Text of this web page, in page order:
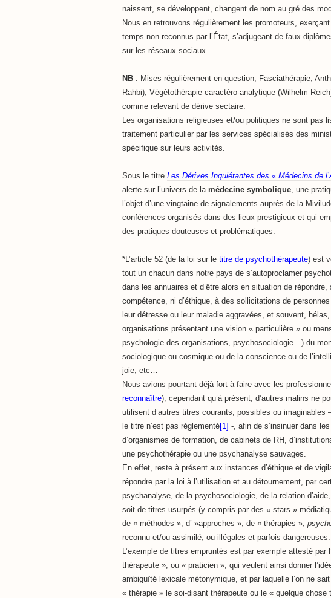
naissent, se développent, changent de nom au gré des
Nous en retrouvons régulièrement les promoteurs,
temps non reconnus par l’État, s’adjugeant de faux
sur les réseaux sociaux.
NB : Mises régulièrement en question, Fasciathérapie,
Rahbi), Végétothérapie caractéro-analytique (Wilhelm
comme relevant de dérive sectaire.
Les organisations religieuses et/ou politiques ne sont pas
traitement particulier par les services spécialisés des
spécifique sur leurs activités.
Sous le titre Les Dérives Inquiétantes des « Médecins de
alerte sur l’univers de la médecine symbolique, une
l’objet d’une vingtaine de signalements auprès de la
conférences organisés dans des lieux prestigieux et qui
des pratiques douteuses et problématiques.
*L’article 52 (de la loi sur le titre de psychothérapeute) est
tout un chacun dans notre pays de s’autoproclamer
dans les annuaires et d’être alors en situation de
compétence, ni d’éthique, à des sollicitations de
leur détresse ou leur maladie aggravées, et souvent,
organisations présentant une vision « particulière » ou
psychologie des organisations, psychosociologie…) du
sociologique ou cosmique ou de la conscience ou de
joie, etc…
Nous avions pourtant déjà fort à faire avec les
reconnaître), cependant qu’à présent, d’autres malins ne
utilisent d’autres titres courants, possibles ou
le titre n’est pas réglementé[1] -, afin de s’insinuer dans
d’organismes de formation, de cabinets de RH,
une psychothérapie ou une psychanalyse sauvages.
En effet, reste à présent aux instances d’éthique et de
répondre par la loi à l’utilisation et au détournement, par
psychanalyse, de la psychosociologie, de la relation
soit de titres usurpés (y compris par des « stars »
de « méthodes », d’ »approches », de « thérapies »,
reconnu et/ou assimilé, ou illégales et parfois dangereuses.
L’exemple de titres empruntés est par exemple attesté
thérapeute », ou « praticien », qui veulent ainsi donner
ambiguïté lexicale métonymique, et par laquelle l’on ne
« thérapie » le soi-disant thérapeute ou le « quelque